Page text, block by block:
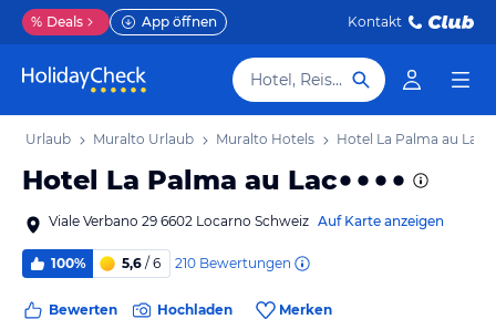
% Deals App öffnen Kontakt
Hotel, Reiseziel
Urlaub Muralto Urlaub Muralto Hotels Hotel La Palma au Lac
Hotel La Palma au Lac
Viale Verbano 29 6602 Locarno Schweiz Auf Karte anzeigen
100% 5,6 / 6 210 Bewertungen
Bewerten Hochladen Merken